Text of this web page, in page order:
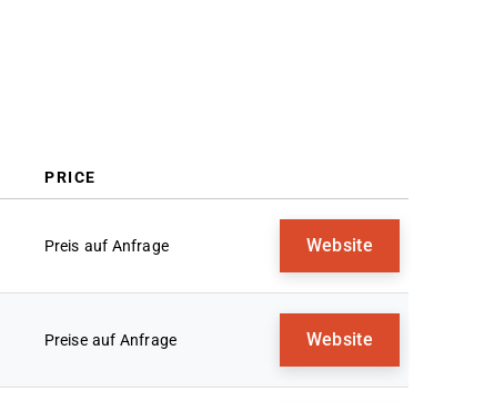
PRICE
Preis auf Anfrage Website
Preise auf Anfrage Website